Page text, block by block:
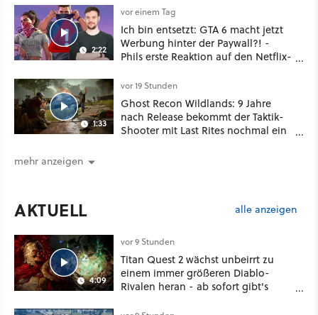
2:22
vor einem Tag
Ich bin entsetzt: GTA 6 macht jetzt
Werbung hinter der Paywall?! -
Phils erste Reaktion auf den Netflix-
1:33
vor 19 Stunden
Ghost Recon Wildlands: 9 Jahre
nach Release bekommt der Taktik-
Shooter mit Last Rites nochmal ein
mehr anzeigen
AKTUELL alle anzeigen
4:09
vor 9 Stunden
Titan Quest 2 wächst unbeirrt zu
einem immer größeren Diablo-
Rivalen heran - ab sofort gibt's